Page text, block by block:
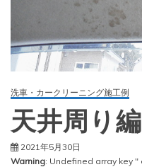
洗車・カークリーニング施工例
天井周り
2021年5月30日
Warning: Undefined array key